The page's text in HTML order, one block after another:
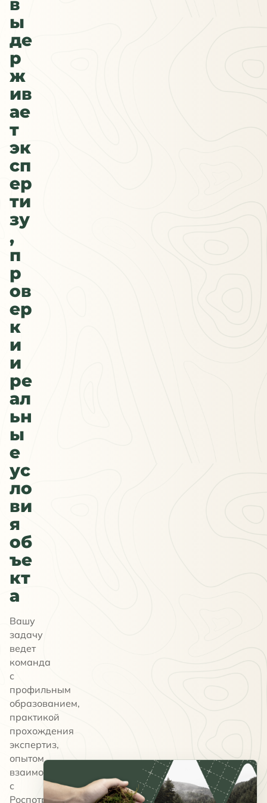
в
ы
де
р
ж
ив
ае
т
эк
сп
ер
ти
зу
,
п
р
ов
ер
к
и
и
ре
ал
ьн
ы
е
ус
ло
ви
я
об
ъе
кт
а
Вашу
задачу
ведет
команда
с
профильным
образованием,
практикой
прохождения
экспертиз,
опытом
взаимодействия
с
Роспотребнадзором